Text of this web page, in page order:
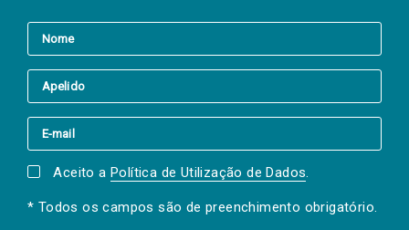
Aceito a Política de Utilização de Dados.
* Todos os campos são de preenchimento obrigatório.